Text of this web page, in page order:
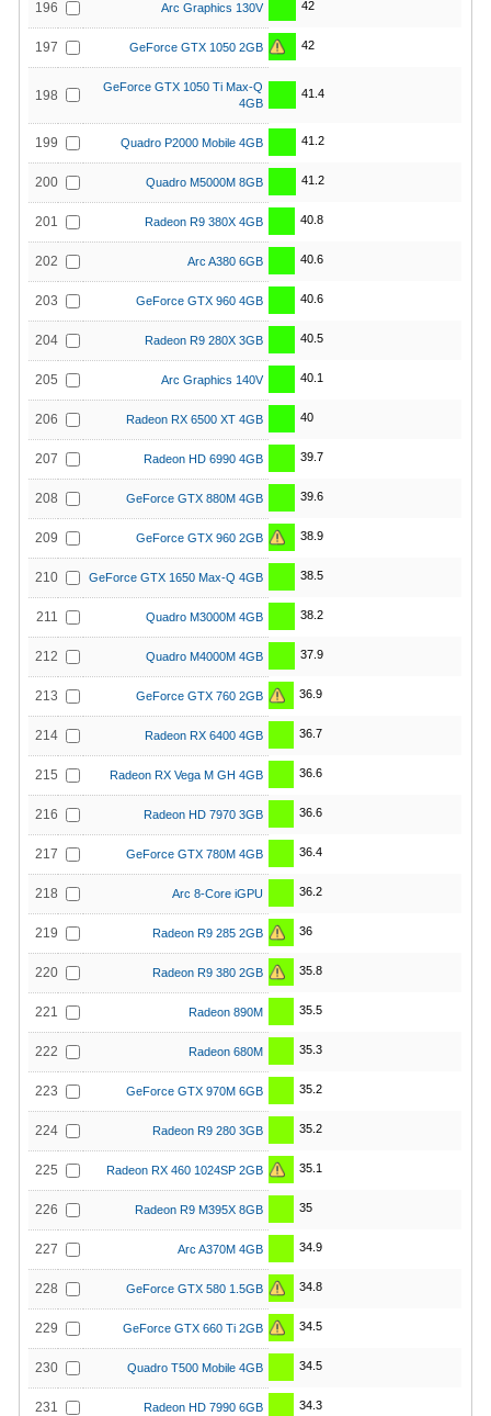
196 Arc Graphics 130V 42
197 GeForce GTX 1050 2GB 42
198
GeForce GTX 1050 Ti Max-Q
4GB
41.4
199 Quadro P2000 Mobile 4GB 41.2
200 Quadro M5000M 8GB 41.2
201 Radeon R9 380X 4GB 40.8
202 Arc A380 6GB 40.6
203 GeForce GTX 960 4GB 40.6
204 Radeon R9 280X 3GB 40.5
205 Arc Graphics 140V 40.1
206 Radeon RX 6500 XT 4GB 40
207 Radeon HD 6990 4GB 39.7
208 GeForce GTX 880M 4GB 39.6
209 GeForce GTX 960 2GB 38.9
210 GeForce GTX 1650 Max-Q 4GB 38.5
211 Quadro M3000M 4GB 38.2
212 Quadro M4000M 4GB 37.9
213 GeForce GTX 760 2GB 36.9
214 Radeon RX 6400 4GB 36.7
215 Radeon RX Vega M GH 4GB 36.6
216 Radeon HD 7970 3GB 36.6
217 GeForce GTX 780M 4GB 36.4
218 Arc 8-Core iGPU 36.2
219 Radeon R9 285 2GB 36
220 Radeon R9 380 2GB 35.8
221 Radeon 890M 35.5
222 Radeon 680M 35.3
223 GeForce GTX 970M 6GB 35.2
224 Radeon R9 280 3GB 35.2
225 Radeon RX 460 1024SP 2GB 35.1
226 Radeon R9 M395X 8GB 35
227 Arc A370M 4GB 34.9
228 GeForce GTX 580 1.5GB 34.8
229 GeForce GTX 660 Ti 2GB 34.5
230 Quadro T500 Mobile 4GB 34.5
231 Radeon HD 7990 6GB 34.3